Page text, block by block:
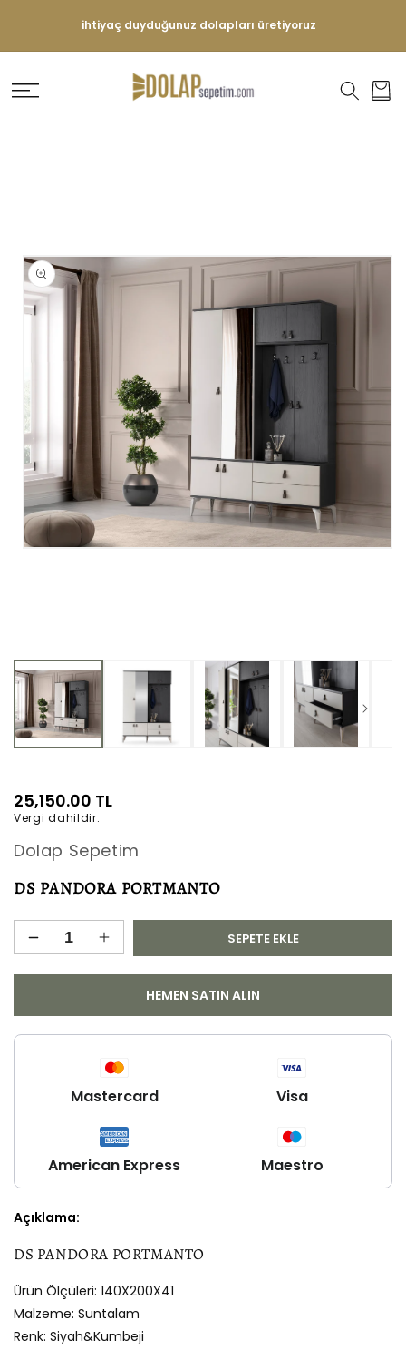
ihtiyaç duyduğunuz dolapları üretiyoruz
Sepet
Normal
fiyat
25,150.00 TL
Vergi dahildir.
Dolap Sepetim
DS PANDORA PORTMANTO
DS
adedi
azaltın
DS
adedi
artırın
SEPETE EKLE
HEMEN SATIN ALIN
Mastercard Visa
American Express Maestro
Açıklama:
DS PANDORA PORTMANTO
Ürün Ölçüleri: 140X200X41
Malzeme: Suntalam
Renk: Siyah&Kumbeji